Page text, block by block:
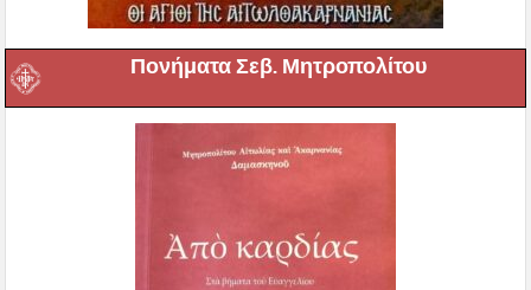
Πονήματα Σεβ. Μητροπολίτου